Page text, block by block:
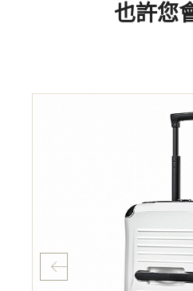
也許您